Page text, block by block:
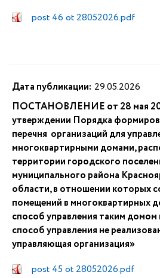
post 46 ot 28052026.pdf
Дата публикации: 29.05.2026
ПОСТАНОВЛЕНИЕ от 28 мая
утверждении Порядка
перечня организаций для
многоквартирными домами,
территории городского
муниципального района
области, в отношении которых
помещений в многоквартирных
способ управления таким
способ управления не
управляющая организация»
post 45 ot 28052026.pdf